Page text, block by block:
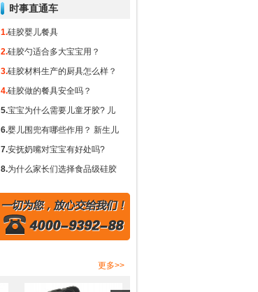
时事直通车
1.硅胶婴儿餐具
2.硅胶勺适合多大宝宝用？
3.硅胶材料生产的厨具怎么样？
4.硅胶做的餐具安全吗？
5.宝宝为什么需要儿童牙胶? 儿
童牙胶对出牙期的宝宝有什么重
要作用？
6.婴儿围兜有哪些作用？ 新生儿
需要围兜吗？
7.安抚奶嘴对宝宝有好处吗?
8.为什么家长们选择食品级硅胶
更多>>